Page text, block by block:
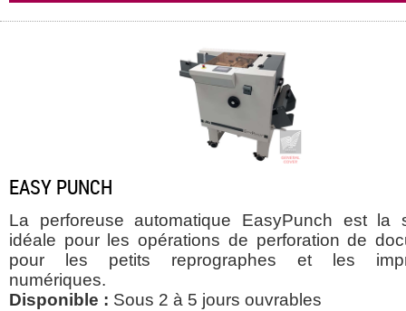
EASY PUNCH
La perforeuse automatique EasyPunch est la
idéale pour les opérations de perforation de
pour les petits reprographes et les
numériques.
Disponible : Sous 2 à 5 jours ouvrables